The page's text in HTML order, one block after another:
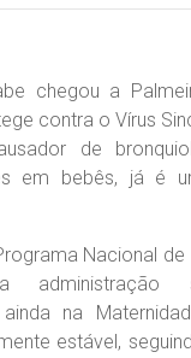
chegou a
contra o Vírus
de
em bebês, já é
Nacional de
ainda na
estável,